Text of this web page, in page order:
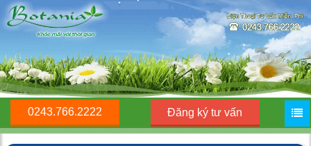
0243.766.2222 Đăng ký tư vấn